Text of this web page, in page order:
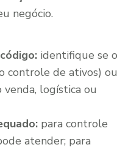
negócio.
identifique se o
controle de ativos) ou
logística ou
para controle
atender; para